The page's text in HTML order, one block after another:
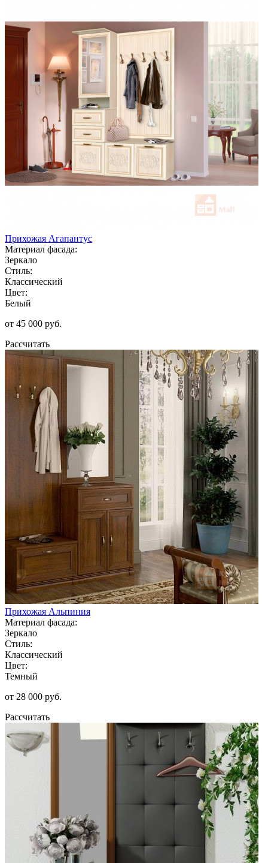
Прихожая Агапантус
Материал фасада:
Зеркало
Стиль:
Классический
Цвет:
Белый
от 45 000 руб.
Рассчитать
Прихожая Альпиния
Материал фасада:
Зеркало
Стиль:
Классический
Цвет:
Темный
от 28 000 руб.
Рассчитать